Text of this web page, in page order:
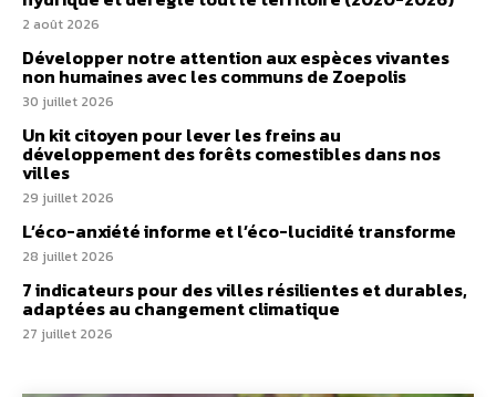
2 août 2026
Développer notre attention aux espèces vivantes
non humaines avec les communs de Zoepolis
30 juillet 2026
Un kit citoyen pour lever les freins au
développement des forêts comestibles dans nos
villes
29 juillet 2026
L’éco-anxiété informe et l’éco-lucidité transforme
28 juillet 2026
7 indicateurs pour des villes résilientes et durables,
adaptées au changement climatique
27 juillet 2026